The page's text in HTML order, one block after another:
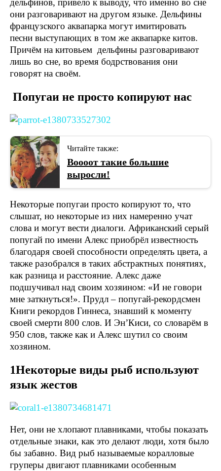
дельфинов, привело к выводу, что именно во сне
они разговаривают на другом языке. Дельфины
французского аквапарка могут имитировать
песни выступающих в том же аквапарке китов.
Причём на китовьем дельфины разговаривают
лишь во сне, во время бодрствования они
говорят на своём.
Попугаи не просто копируют нас
Читайте также:
Воооот такие большие
выросли!
Некоторые попугаи просто копируют то, что
слышат, но некоторые из них намеренно учат
слова и могут вести диалоги. Африканский серый
попугай по имени Алекс приобрёл известность
благодаря своей способности определять цвета, а
также разобрался в таких абстрактных понятиях,
как разница и расстояние. Алекс даже
подшучивал над своим хозяином: «И не говори
мне заткнуться!». Прудл – попугай-рекордсмен
Книги рекордов Гиннеса, знавший к моменту
своей смерти 800 слов. И Эн’Киси, со словарём в
950 слов, также как и Алекс шутил со своим
хозяином.
1Некоторые виды рыб используют
язык жестов
Нет, они не хлопают плавниками, чтобы показать
отдельные знаки, как это делают люди, хотя было
бы забавно. Вид рыб называемые коралловые
груперы двигают плавниками особенным